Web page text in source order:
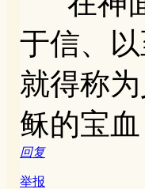
于信、
就得称
稣的宝血
回复
举报